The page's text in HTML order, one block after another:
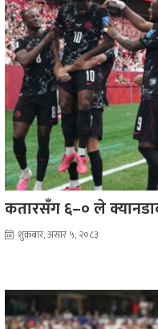
कतारसँग ६–० ले
शुक्रबार, असार ५, २०८३